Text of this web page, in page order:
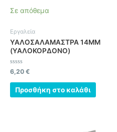
Σε απόθεμα
Εργαλεία
ΥΑΛΟΣΑΛΑΜΑΣΤΡΑ 14MM
(ΥΑΛΟΚΟΡΔΟΝΟ)
Βαθμολογήθηκε
με
0
από
6,20 €
Προσθήκη στο καλάθι